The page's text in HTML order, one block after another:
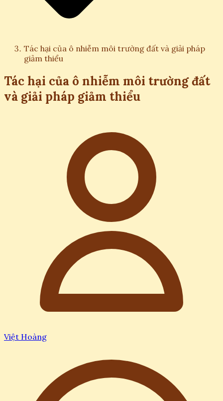
Tác hại của ô nhiễm môi trường đất và giải pháp
giảm thiểu
Tác hại của ô nhiễm môi trường đất
và giải pháp giảm thiểu
Việt Hoàng